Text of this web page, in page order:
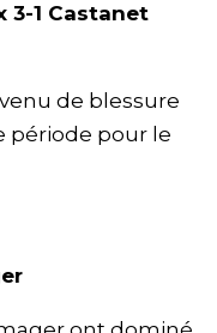
3-1 Castanet
de blessure
période pour le